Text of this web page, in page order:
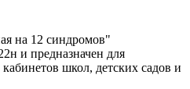
на 12 синдромов"
и предназначен для
школ, детских садов и